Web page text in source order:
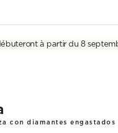
à partir du 8
con diamantes